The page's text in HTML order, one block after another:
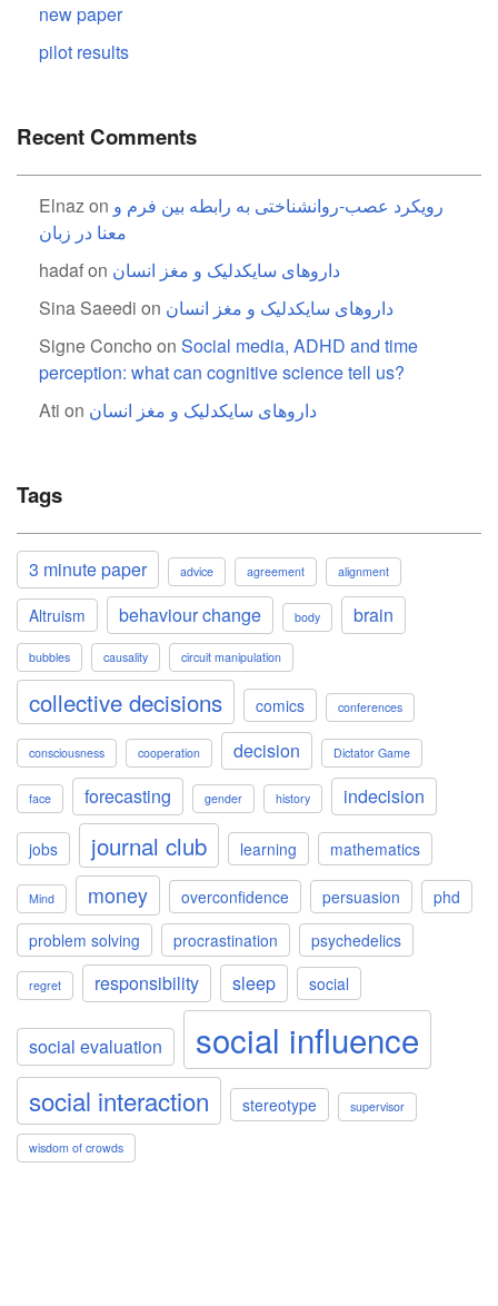
new paper
pilot results
Recent Comments
Elnazon رویکرد عصب-روانشناختی به رابطه بین فرم و
معنا در زبان
hadafon داروهای سایکدلیک و مغز انسان
Sina Saeedi on داروهای سایکدلیک و مغز انسان
Signe Concho on Social media, ADHD and time
perception: what can cognitive science tell us?
Ati on داروهای سایکدلیک و مغز انسان
Tags
3 minute paper advice agreement alignment
Altruism behaviour change body brain
bubbles causality circuit manipulation
collective decisions comics conferences
consciousness cooperation decision Dictator Game
face forecasting gender history indecision
jobs journal club learning mathematics
Mind money overconfidence persuasion
phd
problem solving
procrastination psychedelics
regret responsibility sleep social
social evaluation social influence
social interaction stereotype supervisor
wisdom of crowds